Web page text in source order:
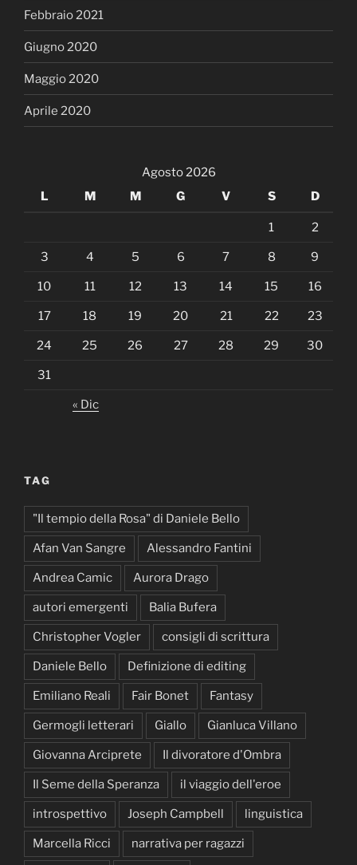
Febbraio 2021
Giugno 2020
Maggio 2020
Aprile 2020
Agosto 2026
L
M M G V S D
1 2
3 4 5 6 7 8 9
10 11 12 13 14 15 16
17 18 19 20 21 22 23
24 25 26 27 28 29 30
31
« Dic
TAG
"Il tempio della Rosa" di Daniele Bello
Afan Van Sangre Alessandro Fantini
Andrea Camic Aurora Drago
autori emergenti Balia Bufera
Christopher Vogler consigli di scrittura
Daniele Bello Definizione di editing
Emiliano Reali Fair Bonet Fantasy
Germogli letterari Giallo Gianluca Villano
Giovanna Arciprete Il divoratore d'Ombra
Il Seme della Speranza il viaggio dell'eroe
introspettivo Joseph Campbell linguistica
Marcella Ricci narrativa per ragazzi